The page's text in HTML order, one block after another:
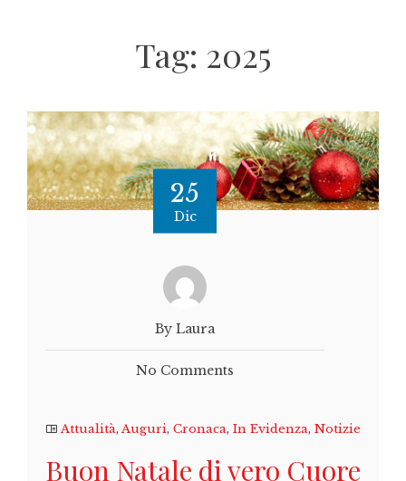
Tag: 2025
25
Dic
By Laura
No Comments
Attualità,Auguri, Cronaca, In Evidenza, Notizie
Buon Natale di vero Cuore